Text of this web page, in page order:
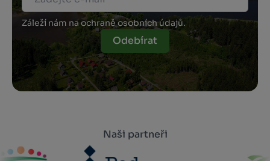
Záleží nám na ochraně osobních údajů.
Odebírat
Naši partneři